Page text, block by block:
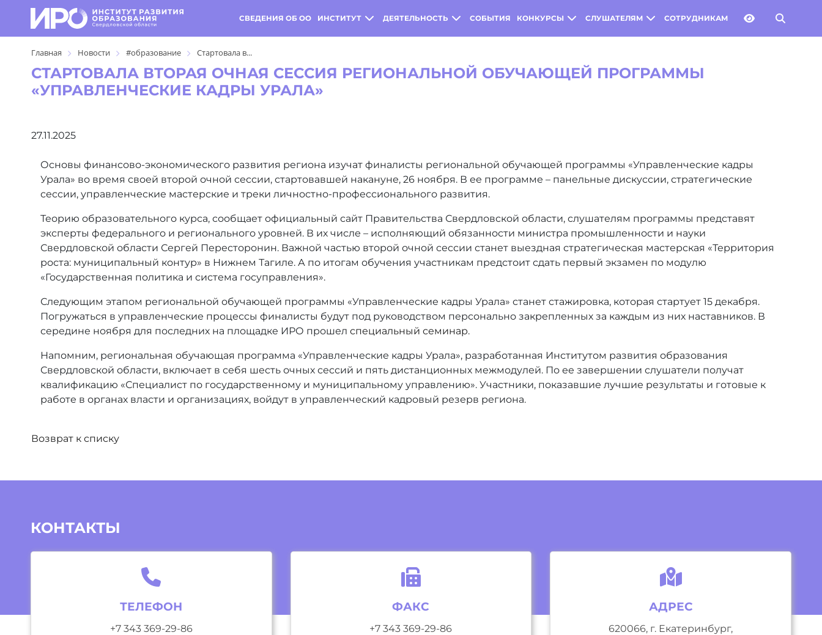
СВЕДЕНИЯ ОБ ОО ИНСТИТУТ ДЕЯТЕЛЬНОСТЬ СОБЫТИЯ КОНКУРСЫ СЛУШАТЕЛЯМ СОТРУДНИКАМ
Главная Новости #образование Стартовала в...
СТАРТОВАЛА ВТОРАЯ ОЧНАЯ СЕССИЯ РЕГИОНАЛЬНОЙ ОБУЧАЮЩЕЙ ПРОГРАММЫ
«УПРАВЛЕНЧЕСКИЕ КАДРЫ УРАЛА»
27.11.2025
Основы финансово-экономического развития региона изучат финалисты региональной обучающей программы «Управленческие кадры
Урала» во время своей второй очной сессии, стартовавшей накануне, 26 ноября. В ее программе – панельные дискуссии, стратегические
сессии, управленческие мастерские и треки личностно-профессионального развития.
Теорию образовательного курса, сообщает официальный сайт Правительства Свердловской области, слушателям программы представят
эксперты федерального и регионального уровней. В их числе – исполняющий обязанности министра промышленности и науки
Свердловской области Сергей Пересторонин. Важной частью второй очной сессии станет выездная стратегическая мастерская «Территория
роста: муниципальный контур» в Нижнем Тагиле. А по итогам обучения участникам предстоит сдать первый экзамен по модулю
«Государственная политика и система госуправления».
Следующим этапом региональной обучающей программы «Управленческие кадры Урала» станет стажировка, которая стартует 15 декабря.
Погружаться в управленческие процессы финалисты будут под руководством персонально закрепленных за каждым из них наставников. В
середине ноября для последних на площадке ИРО прошел специальный семинар.
Напомним, региональная обучающая программа «Управленческие кадры Урала», разработанная Институтом развития образования
Свердловской области, включает в себя шесть очных сессий и пять дистанционных межмодулей. По ее завершении слушатели получат
квалификацию «Специалист по государственному и муниципальному управлению». Участники, показавшие лучшие результаты и готовые к
работе в органах власти и организациях, войдут в управленческий кадровый резерв региона.
Возврат к списку
КОНТАКТЫ
ТЕЛЕФОН
+7 343 369-29-86
ФАКС
+7 343 369-29-86
АДРЕС
620066, г. Екатеринбург,